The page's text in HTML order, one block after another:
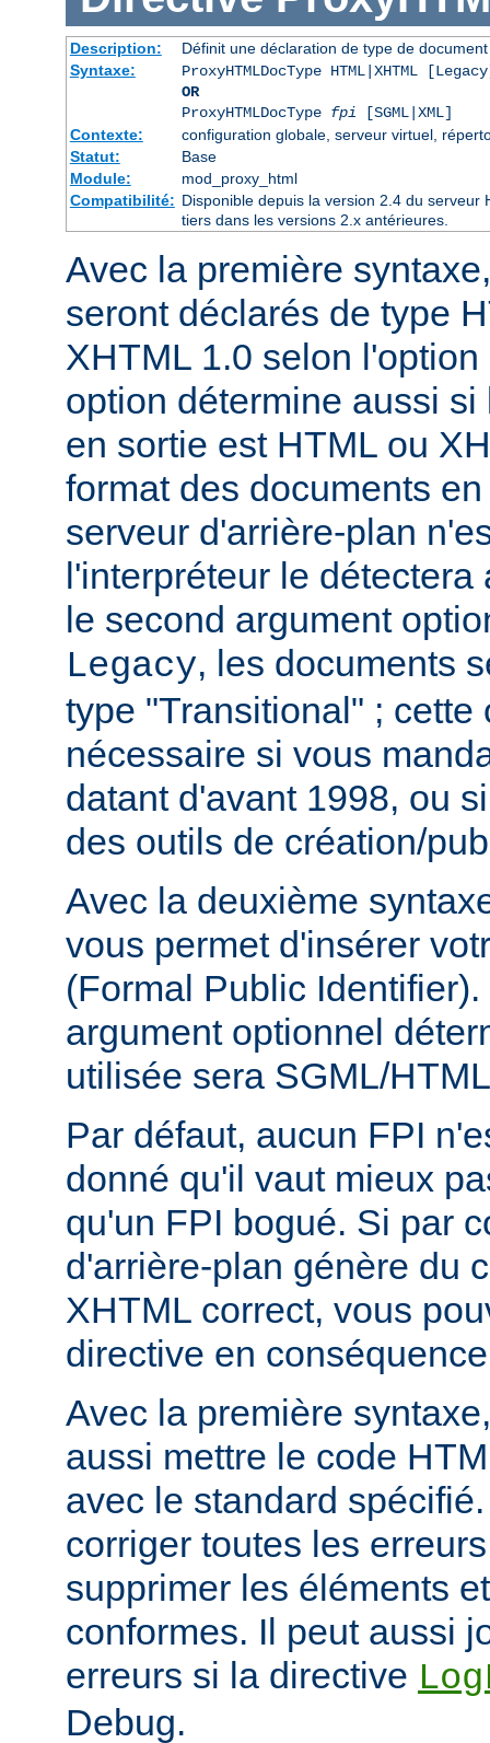
Description:
Définit une déclaration de type de
Syntaxe:
ProxyHTMLDocType HTML|XHTML
OR
ProxyHTMLDocType fpi [SGML|XML]
Contexte:
configuration globale, serveur virtuel,
Statut:
Base
Module:
mod_proxy_html
Compatibilité: Disponible depuis la version 2.4 du serveur
tiers dans les versions 2.x antérieures.
Avec la première
seront déclarés de type
XHTML 1.0 selon
option détermine aussi
en sortie est HTML ou
format des documents
serveur d'arrière-plan
l'interpréteur le
le second argument
Legacy, les documents
type "Transitional" ; cette
nécessaire si vous
datant d'avant 1998, ou
des outils de création/
Avec la deuxième
vous permet d'insérer
(Formal Public
argument optionnel
utilisée sera SGML/
Par défaut, aucun FPI
donné qu'il vaut mieux
qu'un FPI bogué. Si par
d'arrière-plan génère du
XHTML correct, vous
directive en
Avec la première
aussi mettre le code
avec le standard
corriger toutes les
supprimer les éléments
conformes. Il peut aussi
erreurs si la directive
Debug.